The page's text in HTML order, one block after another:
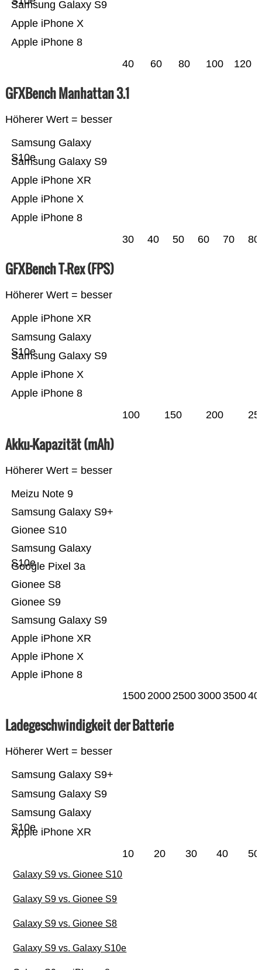
Apple iPhone 8
Apple iPhone X
Samsung Galaxy S9
40 60 80 100 120
GFXBench Manhattan 3.1
Höherer Wert = besser
Apple iPhone 8
Apple iPhone X
Apple iPhone XR
Samsung Galaxy S9
Samsung Galaxy
S10e
30 40 50 60 70 80
GFXBench T-Rex (FPS)
Höherer Wert = besser
Apple iPhone 8
Apple iPhone X
Samsung Galaxy S9
Samsung Galaxy
S10e
Apple iPhone XR
100 150 200
Akku-Kapazität (mAh)
Höherer Wert = besser
Apple iPhone 8
Apple iPhone X
Apple iPhone XR
Samsung Galaxy S9
Gionee S9
Gionee S8
Google Pixel 3a
Samsung Galaxy
S10e
Gionee S10
Samsung Galaxy S9+
Meizu Note 9
15002000250030003500
Ladegeschwindigkeit der Batterie
Höherer Wert = besser
Apple iPhone XR
Samsung Galaxy
S10e
Samsung Galaxy S9
Samsung Galaxy S9+
10 20 30 40 50
Galaxy S9 vs. Gionee S10
Galaxy S9 vs. Gionee S9
Galaxy S9 vs. Gionee S8
Galaxy S9 vs. Galaxy S10e